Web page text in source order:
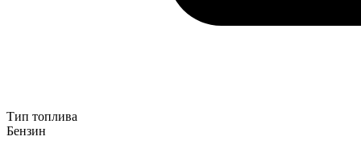
Тип топлива
Бензин